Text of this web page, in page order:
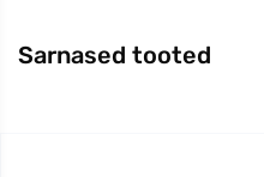
Sarnased tooted